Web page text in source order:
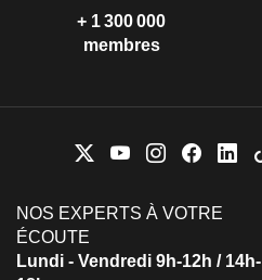
+ 1 300 000
membres
NOS EXPERTS À VOTRE
ÉCOUTE
Lundi - Vendredi 9h-12h / 14h-